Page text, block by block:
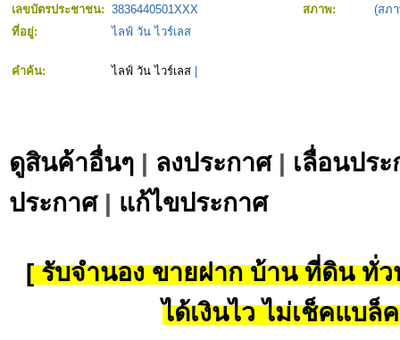
เลขบัตรประชาชน: 3836440501XXX สภาพ:
(สภ
ที่อยู่:
ไลฟ์ วัน ไวร์เลส
คำค้น: ไลฟ์ วัน ไวร์เลส
ดูสินค้าอื่นๆ | ลงประกาศ| เลื่อนปร
ประกาศ| แก้ไขประกาศ
[ รับจำนอง ขายฝาก บ้าน ที่ดิน ทั่ว
ได้เงินไว ไม่เช็คแบล็